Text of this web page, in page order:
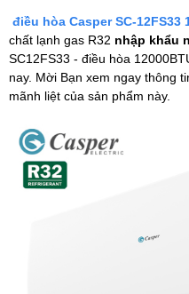
điều hòa Casper SC-12FS33
chất lạnh gas R32 nhập khẩu
SC12FS33 - điều hòa
nay. Mời Bạn xem ngay thông
mãnh liệt của sản phẩm này.